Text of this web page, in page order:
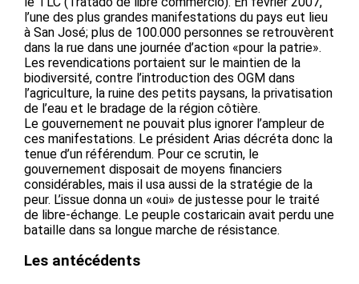
l’une des plus grandes manifestations du pays eut lieu
à San José; plus de 100.000 personnes se retrouvèrent
dans la rue dans une journée d’action «pour la patrie».
Les revendications portaient sur le maintien de la
biodiversité, contre l’introduction des OGM dans
l’agriculture, la ruine des petits paysans, la privatisation
de l’eau et le bradage de la région côtière.
Le gouvernement ne pouvait plus ignorer l’ampleur de
ces manifestations. Le président Arias décréta donc la
tenue d’un référendum. Pour ce scrutin, le
gouvernement disposait de moyens financiers
considérables, mais il usa aussi de la stratégie de la
peur. L’issue donna un «oui» de justesse pour le traité
de libre-échange. Le peuple costaricain avait perdu une
bataille dans sa longue marche de résistance.
Les antécédents